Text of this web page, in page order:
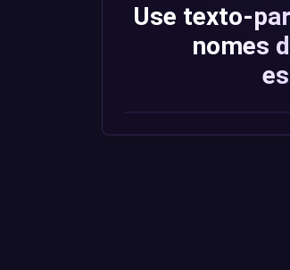
Use texto-
nomes